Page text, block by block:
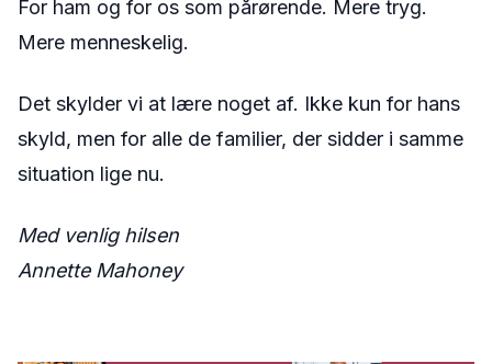
For ham og for os som pårørende. Mere tryg.
Mere menneskelig.
Det skylder vi at lære noget af. Ikke kun for hans
skyld, men for alle de familier, der sidder i samme
situation lige nu.
Med venlig hilsen
Annette Mahoney